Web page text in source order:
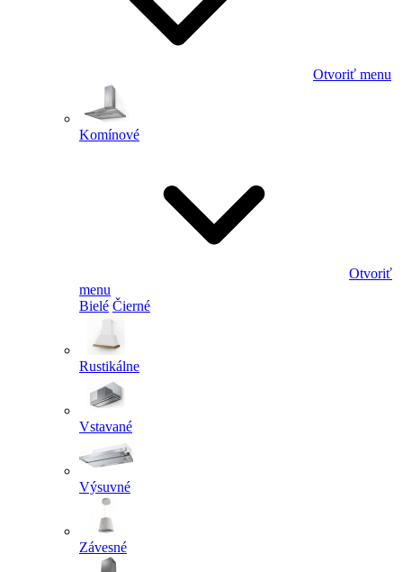
Otvoriť menu
Komínové
Otvoriť
menu
Bielé Čierné
Rustikálne
Vstavané
Výsuvné
Závesné